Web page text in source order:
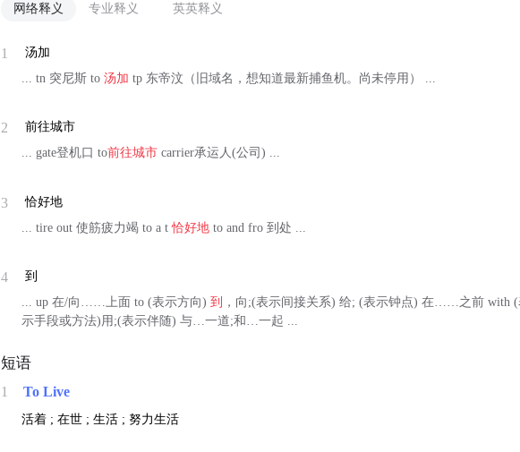
网络释义 专业释义 英英释义
1
汤加
... tn 突尼斯 to汤加 tp 东帝汶（旧域名，想知道最新捕鱼机。尚未停用） ...
2
前往城市
... gate登机口 to前往城市 carrier承运人(公司) ...
3
恰好地
... tire out 使筋疲力竭 to a t恰好地 to and fro 到处 ...
4
到
... up 在/向……上面 to (表示方向)到 ，向;(表示间接关系) 给; (表示钟点) 在……之前 with
示手段或方法)用;(表示伴随) 与…一道;和…一起 ...
短语
1 To Live
活着 ; 在世 ; 生活 ; 努力生活